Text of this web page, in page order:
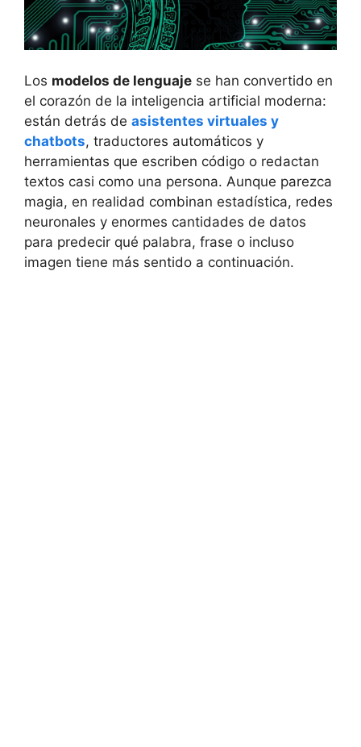
Los modelos de lenguaje se han convertido en
el corazón de la inteligencia artificial moderna:
están detrás de asistentes virtuales y
chatbots, traductores automáticos y
herramientas que escriben código o redactan
textos casi como una persona. Aunque parezca
magia, en realidad combinan estadística, redes
neuronales y enormes cantidades de datos
para predecir qué palabra, frase o incluso
imagen tiene más sentido a continuación.